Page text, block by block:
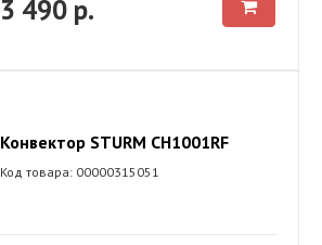
3 490 р.
Конвектор STURM CH1001RF
Код товара: 00000315051